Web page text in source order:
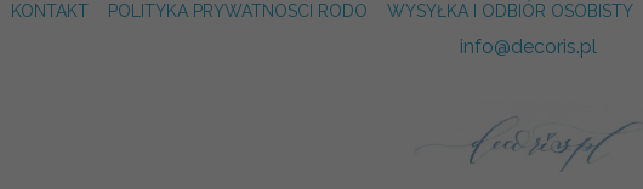
KONTAKT POLITYKA PRYWATNOSCI RODO WYSYŁKA I ODBIÓR OSOBISTY
info@decoris.pl